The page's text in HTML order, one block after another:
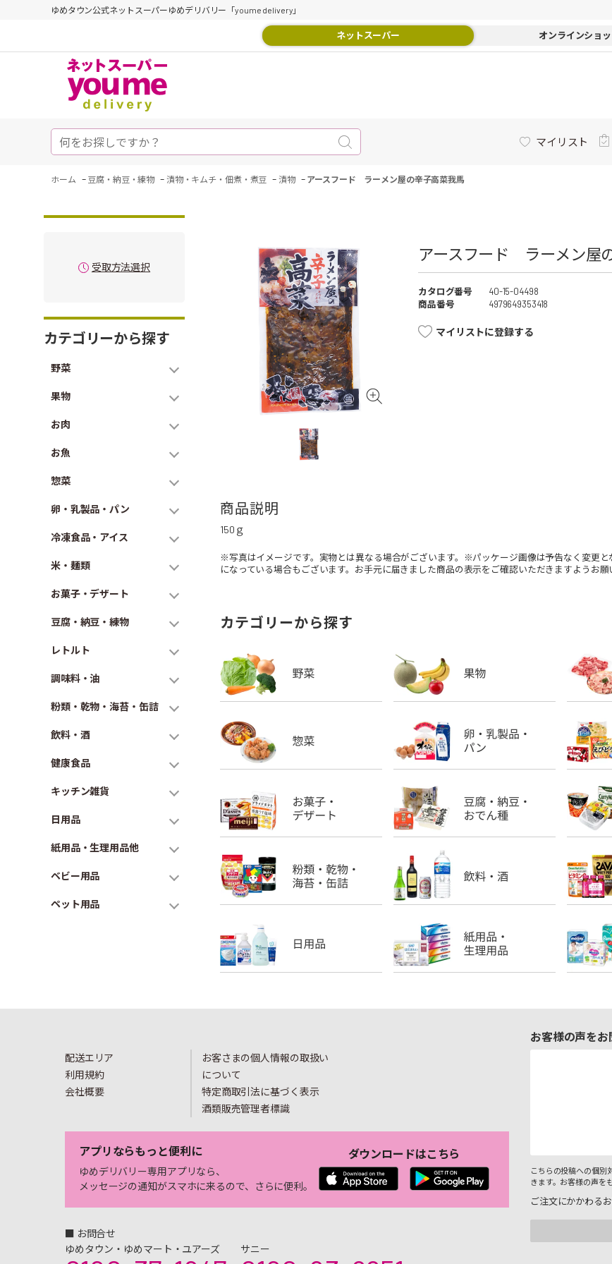
ゆめタウン公式ネットスーパーゆめデリバリー「youme delivery」
ネットスーパー オンラインショ
マイリスト
ホーム - 豆腐・納豆・練物 - 漬物・キムチ・佃煮・煮豆 - 漬物 - アースフード ラーメン屋の辛子高菜我馬
受取方法選択
カテゴリーから探す
野菜
果物
お肉
お魚
惣菜
卵・乳製品・パン
冷凍食品・アイス
米・麺類
お菓子・デザート
豆腐・納豆・練物
レトルト
調味料・油
粉類・乾物・海苔・缶詰
飲料・酒
健康食品
キッチン雑貨
日用品
紙用品・生理用品他
ベビー用品
ペット用品
アースフード ラーメン屋
カタログ番号
40-15-04498
商品番号
4979649353418
マイリストに登録する
商品説明
150ｇ
※写真はイメージです。実物とは異なる場合がございます。※パッケージ画像は予告なく変更
になっている場合もございます。お手元に届きました商品の表示をご確認いただきますようお願
カテゴリーから探す
配送エリア
利用規約
会社概要
お客さまの個人情報の取扱い
について
特定商取引法に基づく表示
酒類販売管理者標識
アプリならもっと便利に
ゆめデリバリー専用アプリなら、
メッセージの通知がスマホに来るので、さらに便利。
ダウンロードはこちら
■ お問合せ
ゆめタウン・ゆめマート・ユアーズ
サニー
お客様の声を
こちらの投稿への個別
きます。お客様の声を
ご注文にかかわる